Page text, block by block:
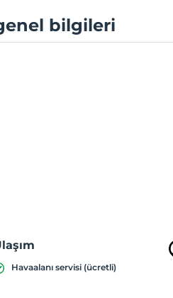
bilgileri
Havaalanı servisi (ücretli)